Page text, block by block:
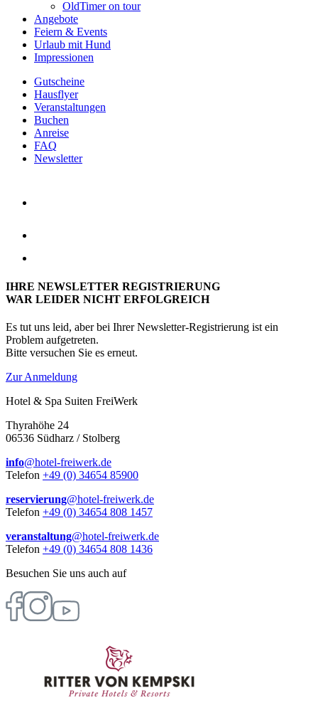
OldTimer on tour
Angebote
Feiern & Events
Urlaub mit Hund
Impressionen
Gutscheine
Hausflyer
Veranstaltungen
Buchen
Anreise
FAQ
Newsletter
IHRE NEWSLETTER REGISTRIERUNG
WAR LEIDER NICHT ERFOLGREICH
Es tut uns leid, aber bei Ihrer Newsletter-Registrierung ist ein
Problem aufgetreten.
Bitte versuchen Sie es erneut.
Zur Anmeldung
Hotel & Spa Suiten FreiWerk
Thyrahöhe 24
06536 Südharz / Stolberg
info@hotel-freiwerk.de
Telefon +49 (0) 34654 85900
reservierung@hotel-freiwerk.de
Telefon +49 (0) 34654 808 1457
veranstaltung@hotel-freiwerk.de
Telefon +49 (0) 34654 808 1436
Besuchen Sie uns auch auf